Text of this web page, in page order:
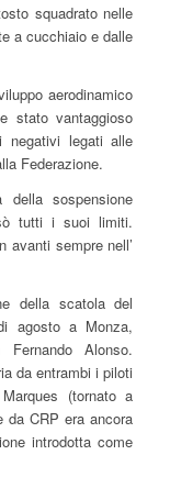
squadrato nelle
a cucchiaio e dalle
aerodinamico
stato vantaggioso
negativi legati alle
Federazione.
sospensione
tutti i suoi limiti.
avanti sempre nell’
della scatola del
agosto a Monza,
Alonso.
da entrambi i piloti
(tornato a
da CRP era ancora
introdotta come